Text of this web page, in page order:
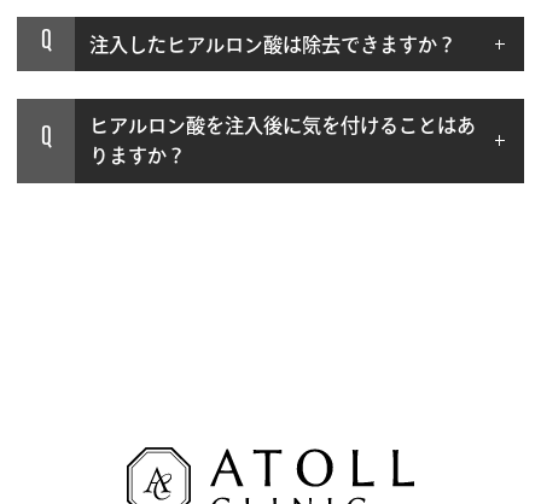
Q 注入したヒアルロン酸は除去できますか？
Q
ヒアルロン酸を注入後に気を付けることはあ
りますか？